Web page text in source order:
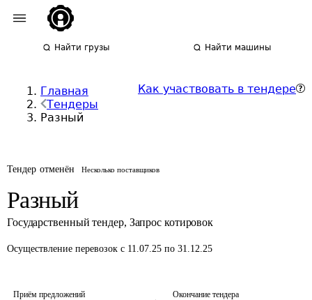
Найти грузы Найти машины
Главная
Тендеры
Разный
Как участвовать в тендере
Тендер отменён Несколько поставщиков
Разный
Государственный тендер, Запрос котировок
Осуществление перевозок с 11.07.25 по 31.12.25
Приём предложений
Окончание тендера